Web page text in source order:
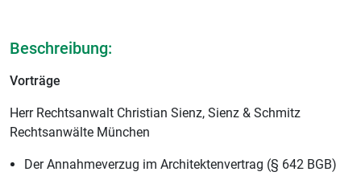
Beschreibung:
Vorträge
Herr Rechtsanwalt Christian Sienz, Sienz & Schmitz
Rechtsanwälte München
Der Annahmeverzug im Architektenvertrag (§ 642 BGB)